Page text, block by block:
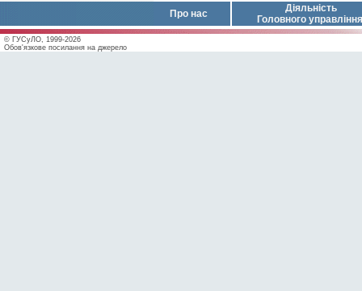
Про нас
Діяльність
Головного управління
© ГУСуЛО, 1999-2026
Обов'язкове посилання на джерело